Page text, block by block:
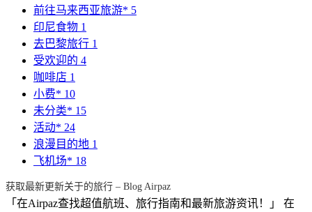
前往马来西亚旅游* 5
印尼食物 1
去巴黎旅行 1
受欢迎的 4
咖啡店 1
小费* 10
未分类* 15
活动* 24
浪漫目的地 1
飞机场* 18
获取最新更新关于的旅行 – Blog Airpaz
「在Airpaz查找超值航班、旅行指南和最新旅游资讯！」 在